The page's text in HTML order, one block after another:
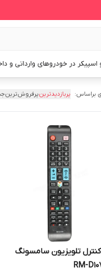
اسپیکر در خودروهای وارداتی و
براساس: پربازدیدترینپرفروش‌ترین
تلویزیون سامسونگ